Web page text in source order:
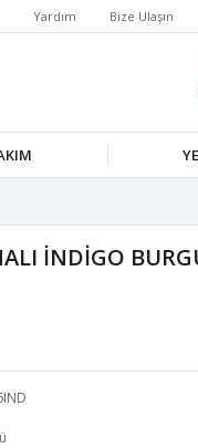
Yardım Bize Ulaşın
İNDİGO